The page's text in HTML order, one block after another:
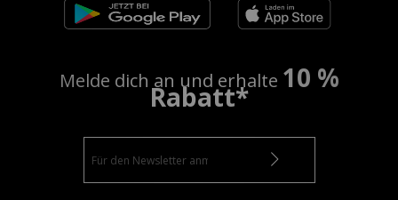
Melde dich an und erhalte 10 %
Rabatt*